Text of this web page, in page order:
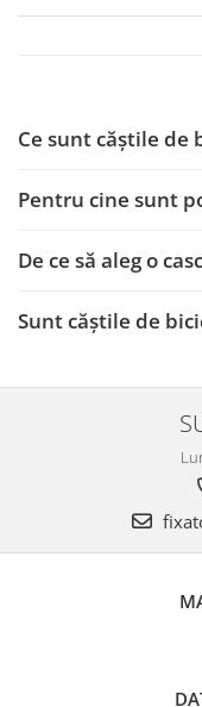
Ce sunt căștile de
Pentru cine sunt
De ce să aleg o
Sunt căștile de